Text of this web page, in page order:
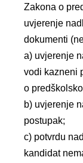
Zakona o
uvjerenje
dokumenti
a) uvjerenje
vodi kazneni
o
b) uvjerenje
postupak;
c) potvrdu
kandidat